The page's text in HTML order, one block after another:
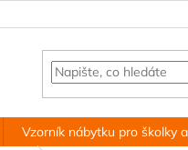
Vzorník nábytku pro školky